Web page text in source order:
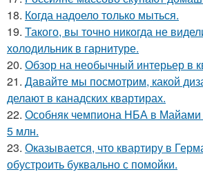
18. Когда надоело только мыться.
19. Такого, вы точно никогда не
холодильник в гарнитуре.
20. Обзор на необычный интерьер в
21. Давайте мы посмотрим, какой
делают в канадских квартирах.
22. Особняк чемпиона НБА в Майами
5 млн.
23. Оказывается, что квартиру в
обустроить буквально с помойки.